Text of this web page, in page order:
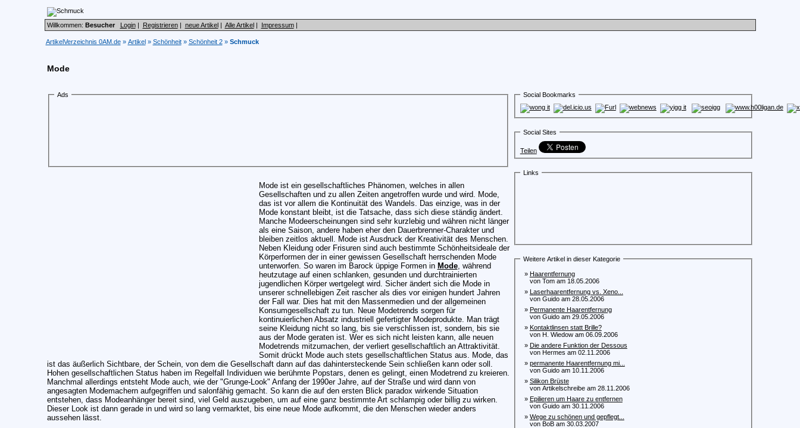
Willkommen: Besucher Login| Registrieren| neue Artikel| Alle Artikel| Impressum|
ArtikelVerzeichnis 0AM.de» Artikel» Schönheit» Schönheit 2» Schmuck
Mode
Ads
Mode ist ein gesellschaftliches Phänomen, welches in allen
Gesellschaften und zu allen Zeiten angetroffen wurde und wird. Mode,
das ist vor allem die Kontinuität des Wandels. Das einzige, was in der
Mode konstant bleibt, ist die Tatsache, dass sich diese ständig ändert.
Manche Modeerscheinungen sind sehr kurzlebig und währen nicht länger
als eine Saison, andere haben eher den Dauerbrenner-Charakter und
bleiben zeitlos aktuell. Mode ist Ausdruck der Kreativität des Menschen.
Neben Kleidung oder Frisuren sind auch bestimmte Schönheitsideale der
Körperformen der in einer gewissen Gesellschaft herrschenden Mode
unterworfen. So waren im Barock üppige Formen in Mode, während
heutzutage auf einen schlanken, gesunden und durchtrainierten
jugendlichen Körper wertgelegt wird. Sicher ändert sich die Mode in
unserer schnellebigen Zeit rascher als dies vor einigen hundert Jahren
der Fall war. Dies hat mit den Massenmedien und der allgemeinen
Konsumgesellschaft zu tun. Neue Modetrends sorgen für
kontinuierlichen Absatz industriell gefertigter Modeprodukte. Man trägt
seine Kleidung nicht so lang, bis sie verschlissen ist, sondern, bis sie
aus der Mode geraten ist. Wer es sich nicht leisten kann, alle neuen
Modetrends mitzumachen, der verliert gesellschaftlich an Attraktivität.
Somit drückt Mode auch stets gesellschaftlichen Status aus. Mode, das
ist das äußerlich Sichtbare, der Schein, von dem die Gesellschaft dann auf das dahintersteckende Sein schließen kann oder soll.
Hohen gesellschaftlichen Status haben im Regelfall Individuen wie berühmte Popstars, denen es gelingt, einen Modetrend zu kreieren.
Manchmal allerdings entsteht Mode auch, wie der "Grunge-Look" Anfang der 1990er Jahre, auf der Straße und wird dann von
angesagten Modemachern aufgegriffen und salonfähig gemacht. So kann die auf den ersten Blick paradox wirkende Situation
entstehen, dass Modeanhänger bereit sind, viel Geld auszugeben, um auf eine ganz bestimmte Art schlampig oder billig zu wirken.
Dieser Look ist dann gerade in und wird so lang vermarktet, bis eine neue Mode aufkommt, die den Menschen wieder anders
aussehen lässt.
Social Bookmarks
Social Sites
Teilen
Links
Weitere Artikel in dieser Kategorie
» Haarentfernung
von Tom am 18.05.2006
» Laserhaarentfernung vs. Xeno...
von Guido am 28.05.2006
» Permanente Haarentfernung
von Guido am 29.05.2006
» Kontaktlinsen statt Brille?
von H. Wiedow am 06.09.2006
» Die andere Funktion der Dessous
von Hermes am 02.11.2006
» permanente Haarentfernung mi...
von Guido am 10.11.2006
» Silikon Brüste
von Artikelschreibe am 28.11.2006
» Epilieren um Haare zu entfernen
von Guido am 30.11.2006
» Wege zu schönen und gepflegt...
von BoB am 30.03.2007